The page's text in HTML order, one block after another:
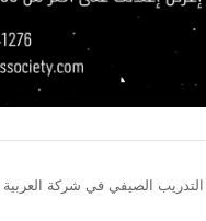
التدريب الصيفي في شركة العربية